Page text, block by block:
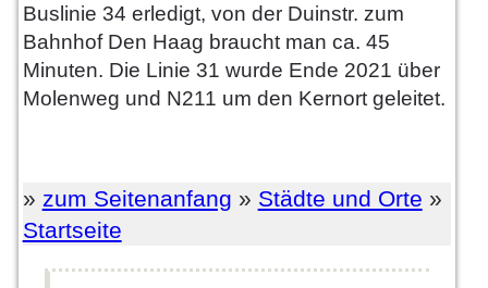
Buslinie 34 erledigt, von der Duinstr. zum
Bahnhof Den Haag braucht man ca. 45
Minuten. Die Linie 31 wurde Ende 2021 über
Molenweg und N211 um den Kernort geleitet.
» zum Seitenanfang » Städte und Orte »
Startseite